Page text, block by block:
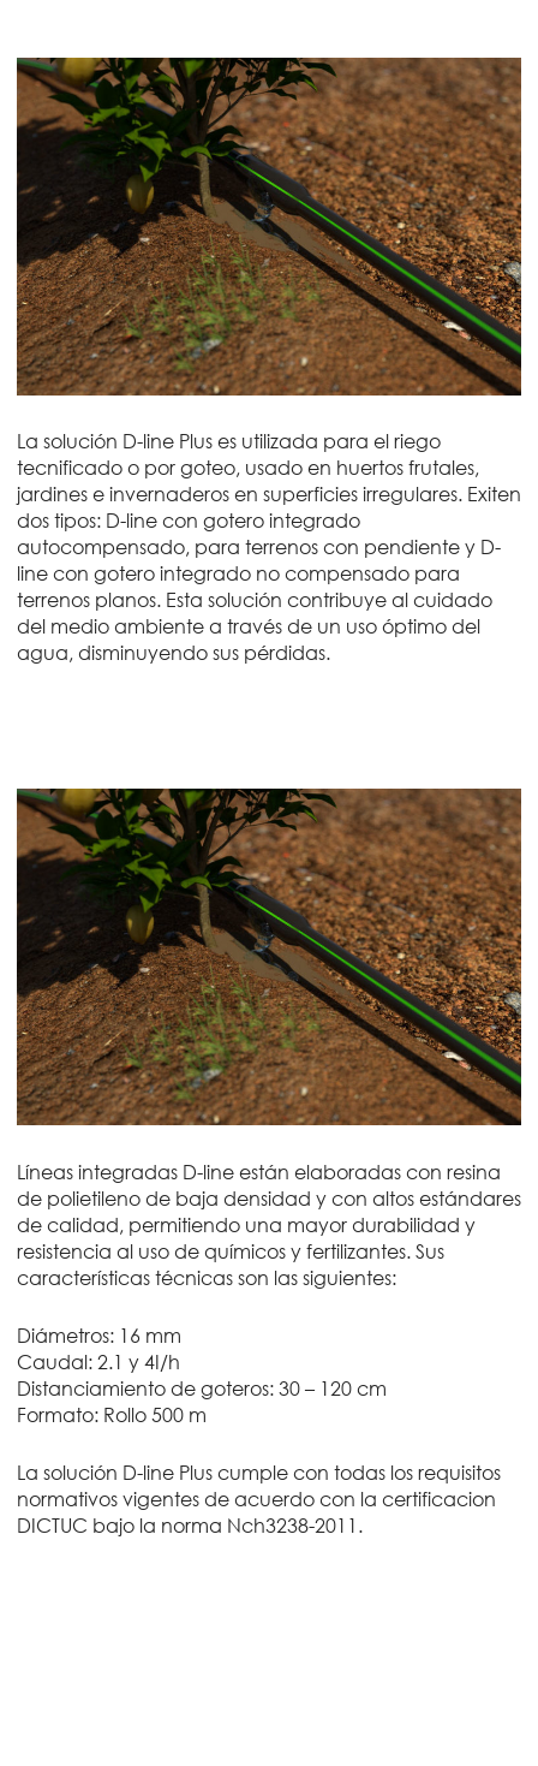
La solución D-line Plus es utilizada para el riego
tecnificado o por goteo, usado en huertos frutales,
jardines e invernaderos en superficies irregulares. Exiten
dos tipos: D-line con gotero integrado
autocompensado, para terrenos con pendiente y D-
line con gotero integrado no compensado para
terrenos planos. Esta solución contribuye al cuidado
del medio ambiente a través de un uso óptimo del
agua, disminuyendo sus pérdidas.
Líneas integradas D-line están elaboradas con resina
de polietileno de baja densidad y con altos estándares
de calidad, permitiendo una mayor durabilidad y
resistencia al uso de químicos y fertilizantes. Sus
características técnicas son las siguientes:
Diámetros: 16 mm
Caudal: 2.1 y 4I/h
Distanciamiento de goteros: 30 – 120 cm
Formato: Rollo 500 m
La solución D-line Plus cumple con todas los requisitos
normativos vigentes de acuerdo con la certificacion
DICTUC bajo la norma Nch3238-2011.